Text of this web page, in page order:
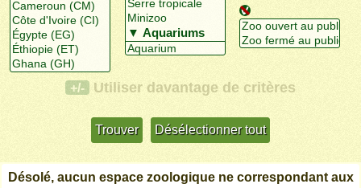
+/- Utiliser davantage de critères
Désolé, aucun espace zoologique ne correspondant aux